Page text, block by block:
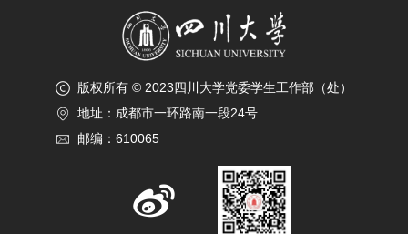
版权所有 © 2023四川大学党委学生工作部（处）
地址：成都市一环路南一段24号
邮编：610065